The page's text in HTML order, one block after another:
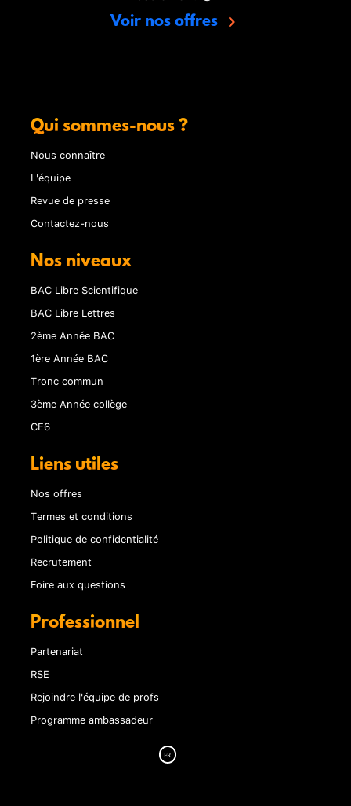
Voir nos offres
Qui sommes-nous ?
Nous connaître
L'équipe
Revue de presse
Contactez-nous
Nos niveaux
BAC Libre Scientifique
BAC Libre Lettres
2ème Année BAC
1ère Année BAC
Tronc commun
3ème Année collège
CE6
Liens utiles
Nos offres
Termes et conditions
Politique de confidentialité
Recrutement
Foire aux questions
Professionnel
Partenariat
RSE
Rejoindre l'équipe de profs
Programme ambassadeur